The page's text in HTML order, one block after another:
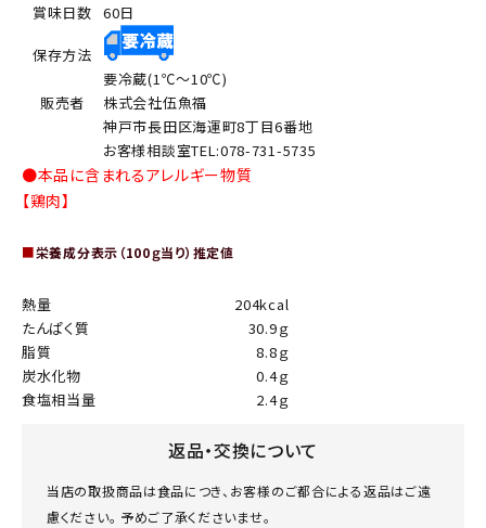
賞味日数 60日
保存方法
要冷蔵(1℃～10℃)
販売者
株式会社伍魚福
神戸市長田区海運町8丁目6番地
お客様相談室TEL:078-731-5735
●本品に含まれるアレルギー物質
【鶏肉】
■栄養成分表示（100ｇ当り）推定値
熱量
204kcal
たんぱく質
30.9ｇ
脂質
8.8ｇ
炭水化物
0.4ｇ
食塩相当量
2.4ｇ
返品・交換について
当店の取扱商品は食品につき、お客様のご都合による返品はご遠
慮ください。 予めご了承くださいませ。